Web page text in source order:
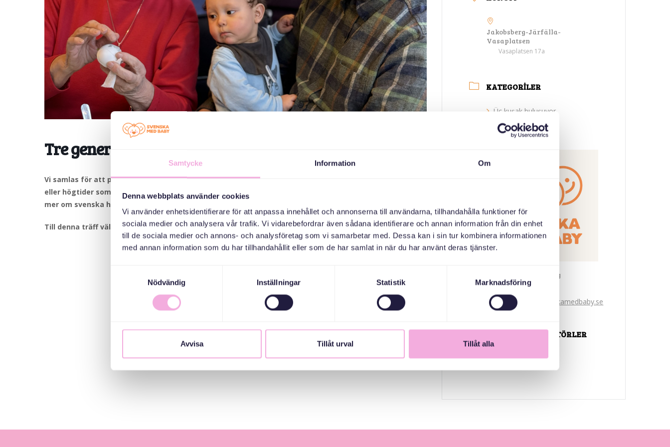
Samtycke Information Om
Denna webbplats använder cookies
Vi använder enhetsidentifierare för att anpassa innehållet och annonserna till användarna, tillhandahålla funktioner för
sociala medier och analysera vår trafik. Vi vidarebefordrar även sådana identifierare och annan information från din enhet
till de sociala medier och annons- och analysföretag som vi samarbetar med. Dessa kan i sin tur kombinera informationen
med annan information som du har tillhandahållit eller som de har samlat in när du har använt deras tjänster.
Nödvändig
Inställningar Statistik Marknadsföring
Avvisa Tillåt urval Tillåt alla
Tre generationer möts: Traditioner (Ramadan)
Vi samlas för att prata om traditioner och högtider som Ramadan
eller högtider som du firar? Vad innebär de för dig? Vi delar berättelser, mat och traditioner, och lär oss
mer om svenska högtider.
Till denna träff välkomnar vi småbarnsfamiljer med barn upp till 2 år, samt svensktalande seniorer.
Jakobsberg-Järfälla-
Vasaplatsen
Vasaplatsen 17a
KATEGORILER
Üç kuşak buluşuyor
ORGANIZATÖR
Svenska med baby
bokningen@svenskamedbaby.se
ORTAK ORGANIZATÖRLER
Järfälla Kommun